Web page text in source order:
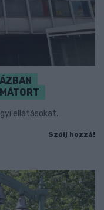
ellátásokat.
Szólj hozzá!